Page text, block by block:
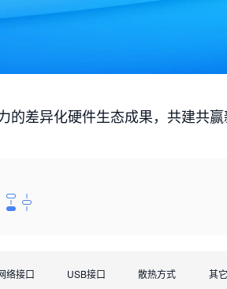
差异化硬件生态成果，共建共赢
络接口 USB接口 散热方式 其